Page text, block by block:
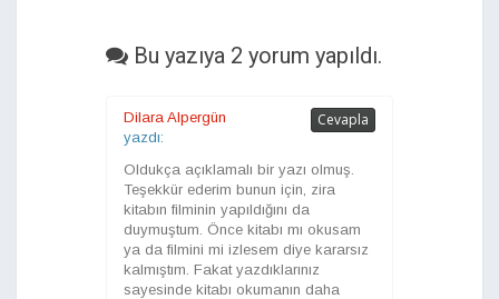
Bu yazıya 2 yorum yapıldı.
Dilara Alpergün
yazdı:
Cevapla
Oldukça açıklamalı bir yazı olmuş.
Teşekkür ederim bunun için, zira
kitabın filminin yapıldığını da
duymuştum. Önce kitabı mı okusam
ya da filmini mi izlesem diye kararsız
kalmıştım. Fakat yazdıklarınız
sayesinde kitabı okumanın daha